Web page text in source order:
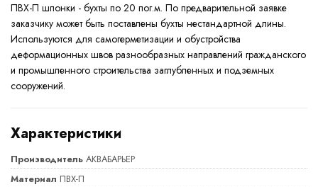
ПВХ-П шпонки - бухты по 20 пог.м. По предварительной заявке
заказчику может быть поставлены бухты нестандартной длины.
Используются для самогерметизации и обустройства
деформационных швов разнообразных направлений гражданского
и промышленного строительства заглубленных и подземных
сооружений.
Характеристики
Производитель АКВАБАРЬЕР
Материал ПВХ-П